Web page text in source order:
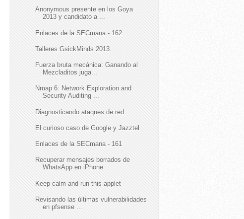
Anonymous presente en los Goya
2013 y candidato a ...
Enlaces de la SECmana - 162
Talleres GsickMinds 2013.
Fuerza bruta mecánica: Ganando al
Mezcladitos juga...
Nmap 6: Network Exploration and
Security Auditing ...
Diagnosticando ataques de red
El curioso caso de Google y Jazztel
Enlaces de la SECmana - 161
Recuperar mensajes borrados de
WhatsApp en iPhone
Keep calm and run this applet
Revisando las últimas vulnerabilidades
en pfsense ...